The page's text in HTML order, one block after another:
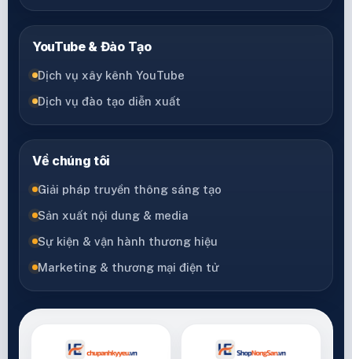
YouTube & Đào Tạo
Dịch vụ xây kênh YouTube
Dịch vụ đào tạo diễn xuất
Về chúng tôi
Giải pháp truyền thông sáng tạo
Sản xuất nội dung & media
Sự kiện & vận hành thương hiệu
Marketing & thương mại điện tử